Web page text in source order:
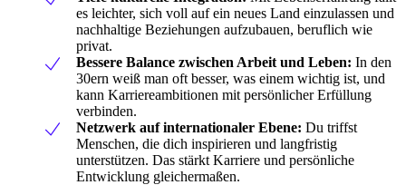
es leichter, sich voll auf ein neues Land einzulassen und
nachhaltige Beziehungen aufzubauen, beruflich wie
privat.
Bessere Balance zwischen Arbeit und Leben: In den
30ern weiß man oft besser, was einem wichtig ist, und
kann Karriereambitionen mit persönlicher Erfüllung
verbinden.
Netzwerk auf internationaler Ebene: Du triffst
Menschen, die dich inspirieren und langfristig
unterstützen. Das stärkt Karriere und persönliche
Entwicklung gleichermaßen.